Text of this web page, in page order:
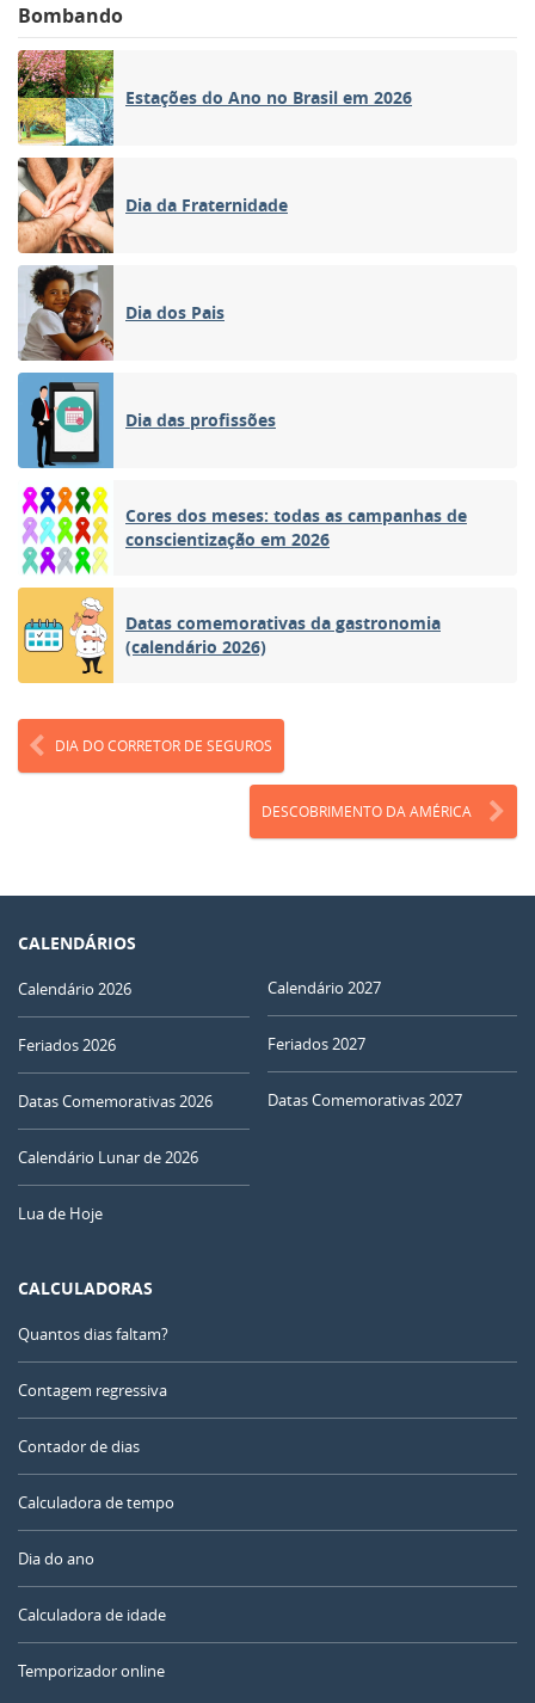
Bombando
Estações do Ano no Brasil em 2026
Dia da Fraternidade
Dia dos Pais
Dia das profissões
Cores dos meses: todas as campanhas de
conscientização em 2026
Datas comemorativas da gastronomia
(calendário 2026)
DIA DO CORRETOR DE SEGUROS
DESCOBRIMENTO DA AMÉRICA
CALENDÁRIOS
Calendário 2026
Feriados 2026
Datas Comemorativas 2026
Calendário Lunar de 2026
Lua de Hoje
Calendário 2027
Feriados 2027
Datas Comemorativas 2027
CALCULADORAS
Quantos dias faltam?
Contagem regressiva
Contador de dias
Calculadora de tempo
Dia do ano
Calculadora de idade
Temporizador online